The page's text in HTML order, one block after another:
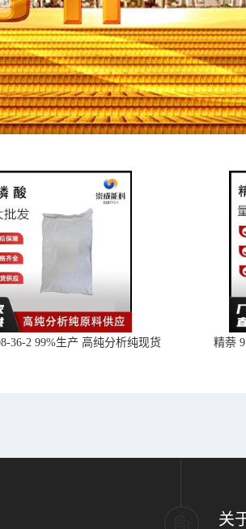
36-2 99%生产 高纯分析纯现货 精萘
关